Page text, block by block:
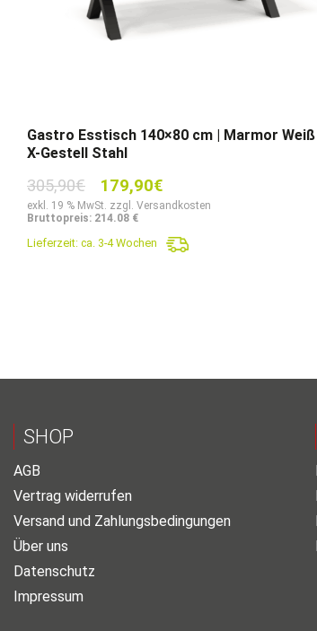
Gastro Esstisch 140×80 cm | Marmor Weiß |
X-Gestell Stahl
305,90€
Ursprünglicher
Preis
war:
305,90€
179,90€
Preis
179,90€.
exkl. 19 % MwSt. zzgl. Versandkosten
Bruttopreis: 214.08 €
Lieferzeit: ca. 3-4 Wochen
SHOP
AGB
Vertrag widerrufen
Versand und Zahlungsbedingungen
Über uns
Datenschutz
Impressum